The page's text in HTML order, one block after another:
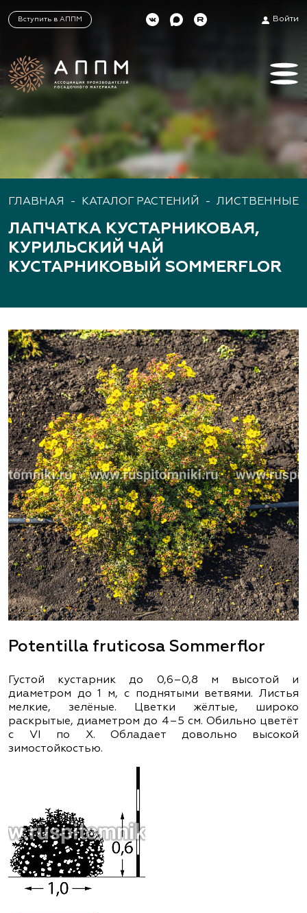
Вступить в АППМ Войти
ГЛАВНАЯ - КАТАЛОГ РАСТЕНИЙ - ЛИСТВЕННЫЕ
ЛАПЧАТКА КУСТАРНИКОВАЯ,
КУРИЛЬСКИЙ ЧАЙ
КУСТАРНИКОВЫЙ SOMMERFLOR
Potentilla fruticosa Sommerflor
Густой кустарник до 0,6–0,8 м высотой и
диаметром до 1 м, с поднятыми ветвями. Листья
мелкие, зелёные. Цветки жёлтые, широко
раскрытые, диаметром до 4–5 см. Обильно цветёт
с VI по X. Обладает довольно высокой
зимостойкостью.